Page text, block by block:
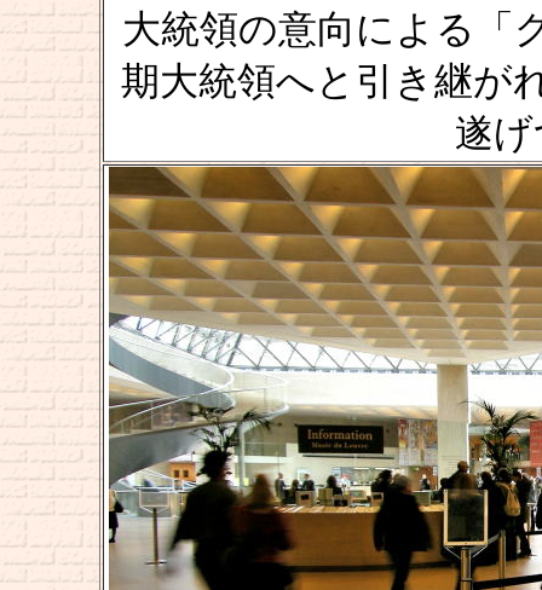
大統領の意向による「
期大統領へと引き継が
遂